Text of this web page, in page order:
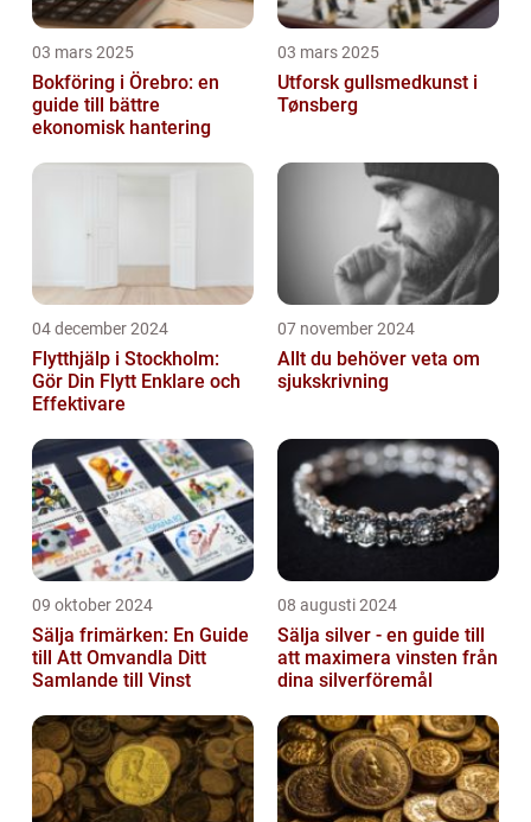
03 mars 2025
Bokföring i Örebro: en
guide till bättre
ekonomisk hantering
03 mars 2025
Utforsk gullsmedkunst i
Tønsberg
04 december 2024
Flytthjälp i Stockholm:
Gör Din Flytt Enklare och
Effektivare
07 november 2024
Allt du behöver veta om
sjukskrivning
09 oktober 2024
Sälja frimärken: En Guide
till Att Omvandla Ditt
Samlande till Vinst
08 augusti 2024
Sälja silver - en guide till
att maximera vinsten från
dina silverföremål